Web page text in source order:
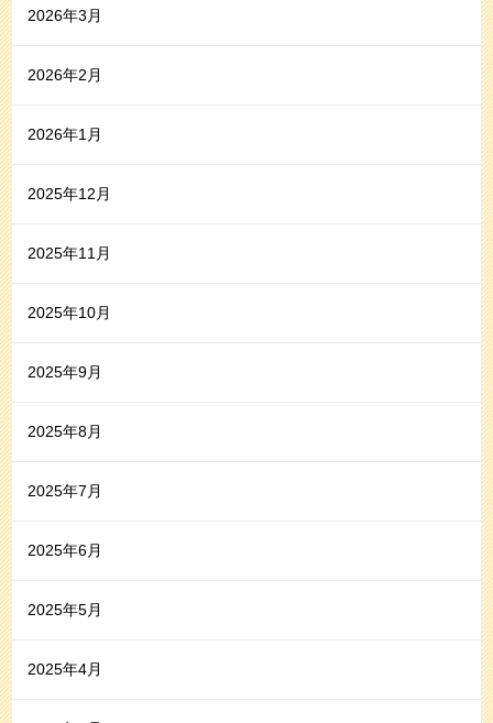
2026年3月
2026年2月
2026年1月
2025年12月
2025年11月
2025年10月
2025年9月
2025年8月
2025年7月
2025年6月
2025年5月
2025年4月